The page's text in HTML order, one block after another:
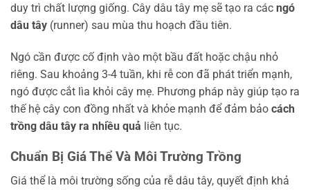
duy trì chất lượng giống. Cây dâu tây mẹ sẽ tạo ra các ngó
dâu tây (runner) sau mùa thu hoạch đầu tiên.
Ngó cần được cố định vào một bầu đất hoặc chậu nhỏ
riêng. Sau khoảng 3-4 tuần, khi rễ con đã phát triển mạnh,
ngó được cắt lìa khỏi cây mẹ. Phương pháp này giúp tạo ra
thế hệ cây con đồng nhất và khỏe mạnh để đảm bảo cách
trồng dâu tây ra nhiều quả liên tục.
Chuẩn Bị Giá Thể Và Môi Trường Trồng
Giá thể là môi trường sống của rễ dâu tây, quyết định khả